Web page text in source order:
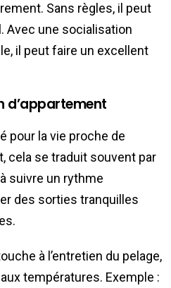
Sans règles, il peut
Avec une socialisation
il peut faire un excellent
d’appartement
pour la vie proche de
cela se traduit souvent par
suivre un rythme
des sorties tranquilles
à l’entretien du pelage,
températures. Exemple :